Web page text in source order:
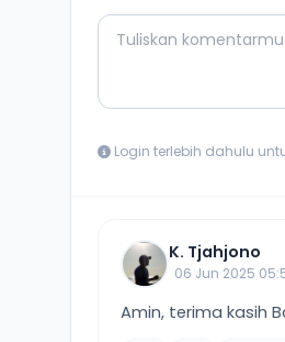
Comment Message
Login terlebih dahulu
K. Tjahjono
06 Jun 2025
Amin, terima kasih